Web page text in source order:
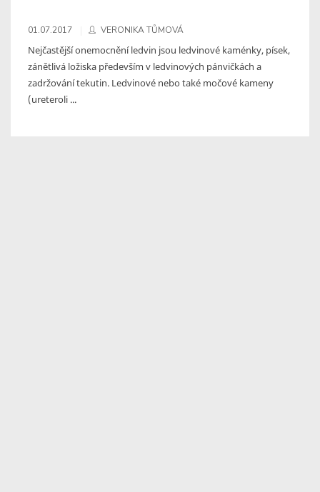
01.07.2017 VERONIKA TŮMOVÁ
Nejčastější onemocnění ledvin jsou ledvinové kaménky, písek,
zánětlivá ložiska především v ledvinových pánvičkách a
zadržování tekutin. Ledvinové nebo také močové kameny
(ureteroli ...